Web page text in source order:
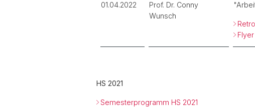
01.04.2022
Prof. Dr. Conny
Wunsch
HS 2021
Semesterprogramm HS 2021